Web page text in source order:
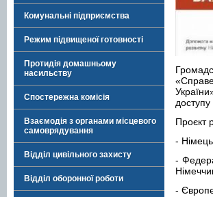
Комунальні підприємства
Режим підвищеної готовності
Протидія домашньому
насильству
Спостережна комісія
Взаємодія з органами місцевого
самоврядування
Відділ цивільного захисту
Відділ оборонної роботи
Проєкт
-
-
-